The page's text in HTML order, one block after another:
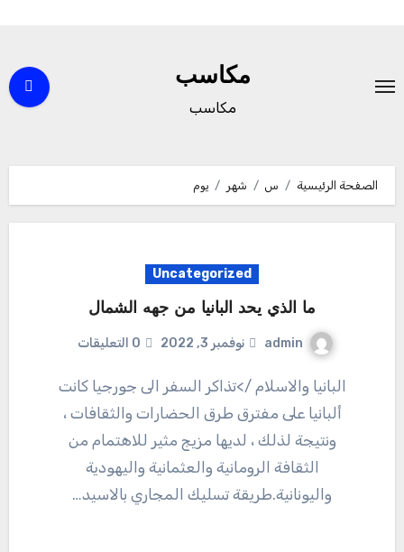
المحتوى
مكاسب
مكاسب
الصفحة الرئيسية س شهر يوم
Uncategorized
ما الذي يحد البانيا من جهه الشمال
admin نوفمبر 3, 2022 0 التعليقات
ألبانيا على مفترق طرق الحضارات والثقافات ،
ونتيجة لذلك ، لديها مزيج مثير للاهتمام من
الثقافة الرومانية والعثمانية واليهودية
واليونانية.طريقة تسليك المجاري بالاسيد…